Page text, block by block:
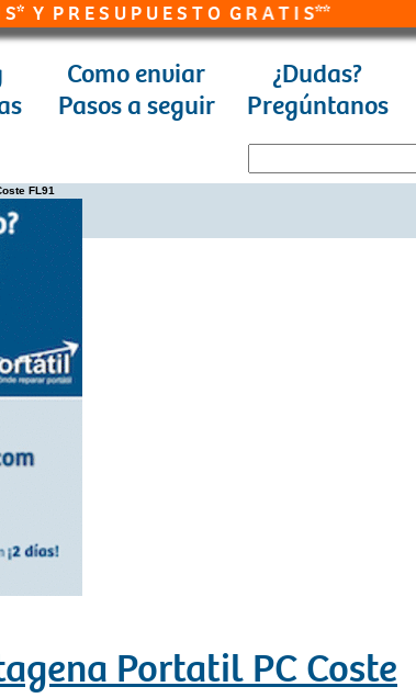
S U P U E S T O G R A T I S**
Como enviar
Pasos a seguir
¿Dudas?
Pregúntanos
FL91
Portatil PC Coste